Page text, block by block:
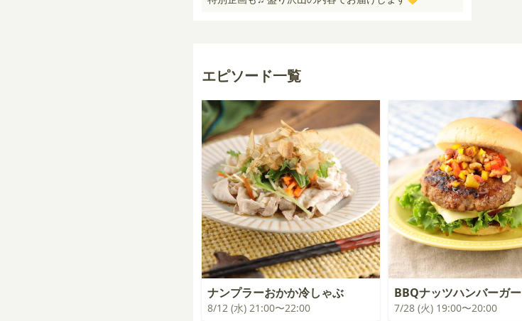
エピソード一覧
ナンプラーおかか冷しゃぶ
8/12 (水) 21:00〜22:00
BBQナッツハンバーガー
7/28 (火) 19:00〜20:00